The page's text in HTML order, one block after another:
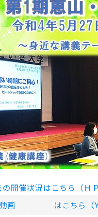
の開催状況はこちら（Ｈ
動画
はこちら